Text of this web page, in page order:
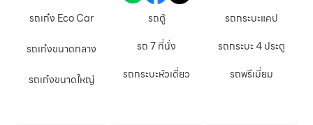
รถเก๋ง Eco Car
รถเก๋งขนาดกลาง
รถเก๋งขนาดใหญ่
รถตู้
รถ 7 ที่นั่ง
รถกระบะหัวเดี่ยว
รถกระบะแคป
รถกระบะ 4 ประตู
รถพรีเมี่ยม